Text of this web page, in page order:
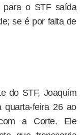
para o STF saída
se é por falta de
do STF, Joaquim
quarta-feira 26 ao
a Corte. Ele